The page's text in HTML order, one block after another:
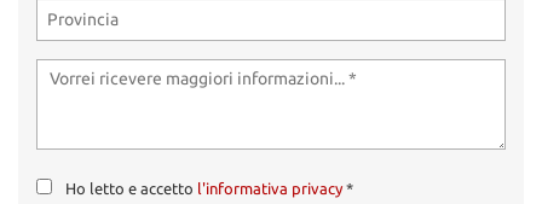
Ho letto e accetto l'informativa privacy*